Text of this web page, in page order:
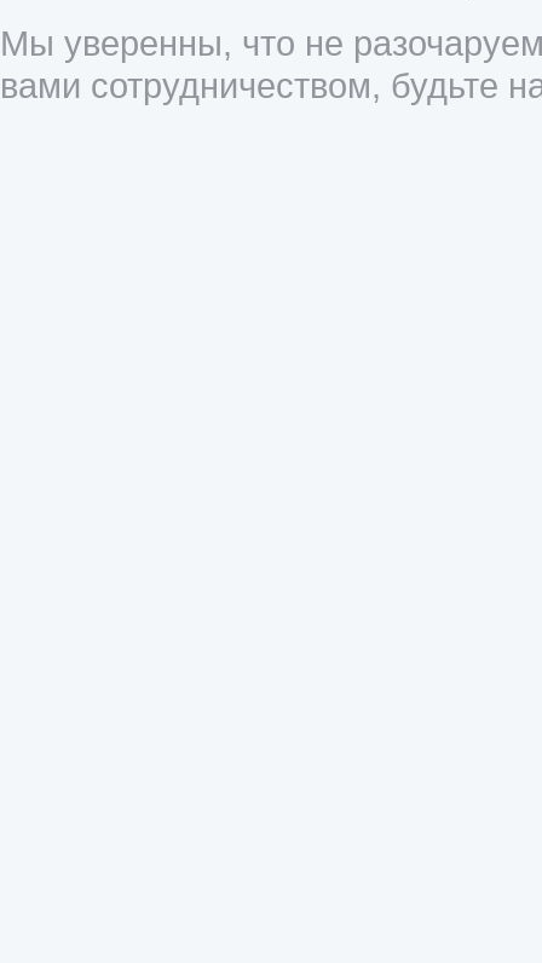
Мы уверенны, что не
вами сотрудничеством, будьте